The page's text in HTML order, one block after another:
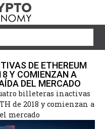
DE ETHEREUM
Y COMIENZAN A
DEL MERCADO
billeteras inactivas
de 2018 y comienzan a
mercado